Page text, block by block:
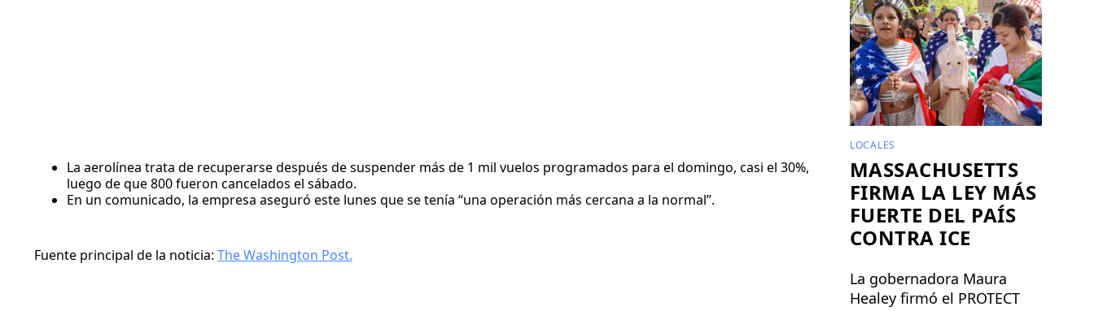
La aerolínea trata de recuperarse después de suspender más de 1 mil vuelos programados para el domingo, casi el 30%,
luego de que 800 fueron cancelados el sábado.
En un comunicado, la empresa aseguró este lunes que se tenía “una operación más cercana a la normal”.
Fuente principal de la noticia: The Washington Post.
LOCALES
MASSACHUSETTS
FIRMA LA LEY MÁS
FUERTE DEL PAÍS
CONTRA ICE
La gobernadora Maura
Healey firmó el PROTECT